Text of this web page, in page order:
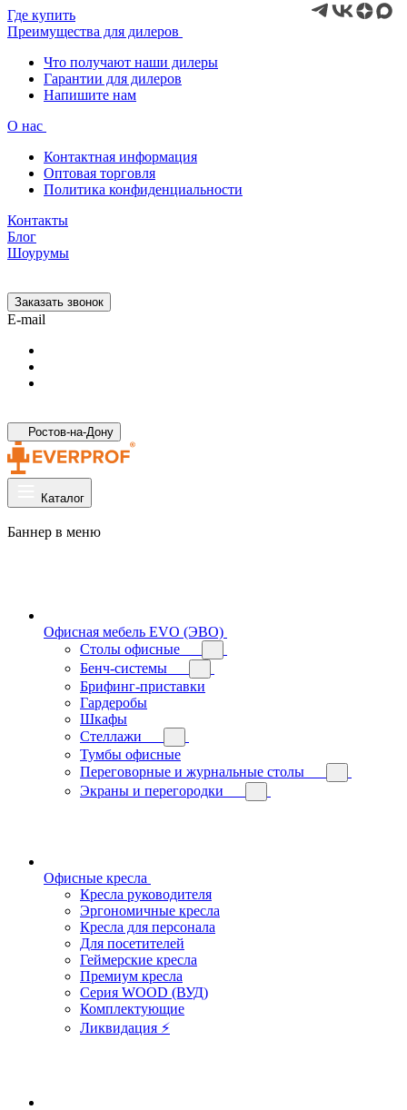
Где купить
Преимущества для дилеров
Что получают наши дилеры
Гарантии для дилеров
Напишите нам
О нас
Контактная информация
Оптовая торговля
Политика конфиденциальности
Контакты
Блог
Шоурумы
Заказать звонок
E-mail
Ростов-на-Дону
Каталог
Баннер в меню
Офисная мебель EVO (ЭВО)
Cтолы офисные
Бенч-системы
Брифинг-приставки
Гардеробы
Шкафы
Стеллажи
Тумбы офисные
Переговорные и журнальные столы
Экраны и перегородки
Офисные кресла
Кресла руководителя
Эргономичные кресла
Кресла для персонала
Для посетителей
Геймерские кресла
Премиум кресла
Серия WOOD (ВУД)
Комплектующие
Ликвидация ⚡